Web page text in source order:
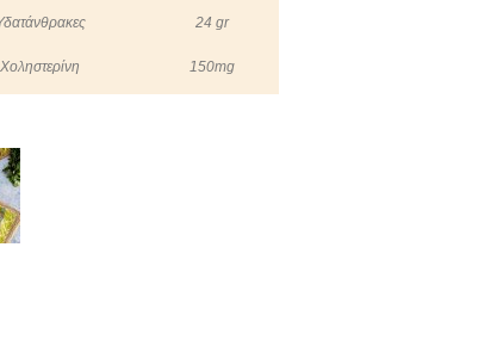
24 gr
Χοληστερίνη 150mg